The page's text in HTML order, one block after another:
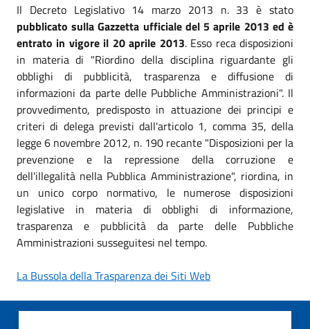
Il Decreto Legislativo 14 marzo 2013 n. 33 è stato
pubblicato sulla Gazzetta ufficiale del 5 aprile 2013 ed è
entrato in vigore il 20 aprile 2013. Esso reca disposizioni
in materia di "Riordino della disciplina riguardante gli
obblighi di pubblicità, trasparenza e diffusione di
informazioni da parte delle Pubbliche Amministrazioni". Il
provvedimento, predisposto in attuazione dei principi e
criteri di delega previsti dall'articolo 1, comma 35, della
legge 6 novembre 2012, n. 190 recante "Disposizioni per la
prevenzione e la repressione della corruzione e
dell'illegalità nella Pubblica Amministrazione", riordina, in
un unico corpo normativo, le numerose disposizioni
legislative in materia di obblighi di informazione,
trasparenza e pubblicità da parte delle Pubbliche
Amministrazioni susseguitesi nel tempo.
La Bussola della Trasparenza dei Siti Web